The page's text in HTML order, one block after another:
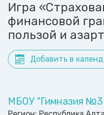
Игра
финансовой
пользой и
Добавить в
МБОУ "Гимназия №3